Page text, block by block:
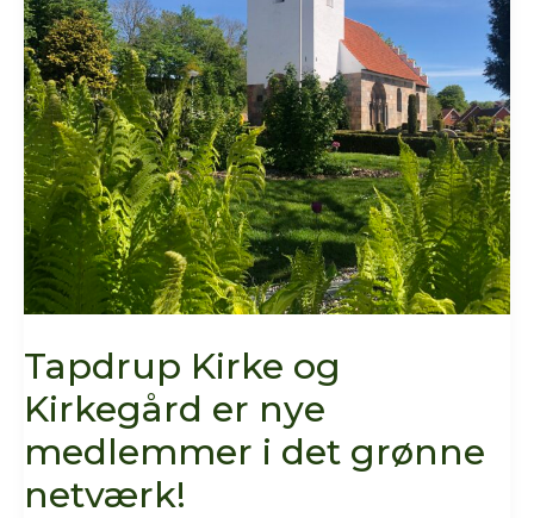
Kirkegård
Tapdrup Kirke og
Kirkegård er nye
medlemmer i det grønne
netværk!